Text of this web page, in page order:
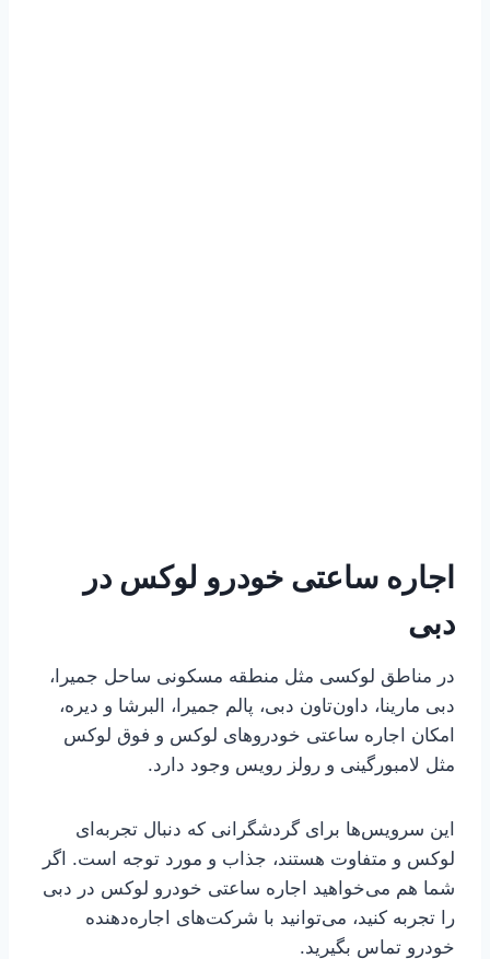
اجاره ساعتی خودرو لوکس در
دبی
در مناطق لوکسی مثل منطقه مسکونی ساحل جمیرا،
دبی مارینا، داون‌تاون دبی، پالم جمیرا، البرشا و دیره،
امکان اجاره ساعتی خودروهای لوکس و فوق لوکس
مثل لامبورگینی و رولز رویس وجود دارد.
این سرویس‌ها برای گردشگرانی که دنبال تجربه‌ای
لوکس و متفاوت هستند، جذاب و مورد توجه است. اگر
شما هم می‌خواهید اجاره ساعتی خودرو لوکس در دبی
را تجربه کنید، می‌توانید با شرکت‌های اجاره‌دهنده
خودرو تماس بگیرید.